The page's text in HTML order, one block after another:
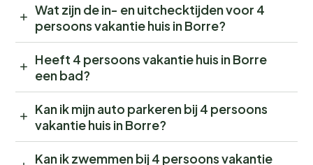
Wat zijn de in- en uitchecktijden voor 4
persoons vakantie huis in Borre?
Heeft 4 persoons vakantie huis in Borre
een bad?
Kan ik mijn auto parkeren bij 4 persoons
vakantie huis in Borre?
Kan ik zwemmen bij 4 persoons vakantie